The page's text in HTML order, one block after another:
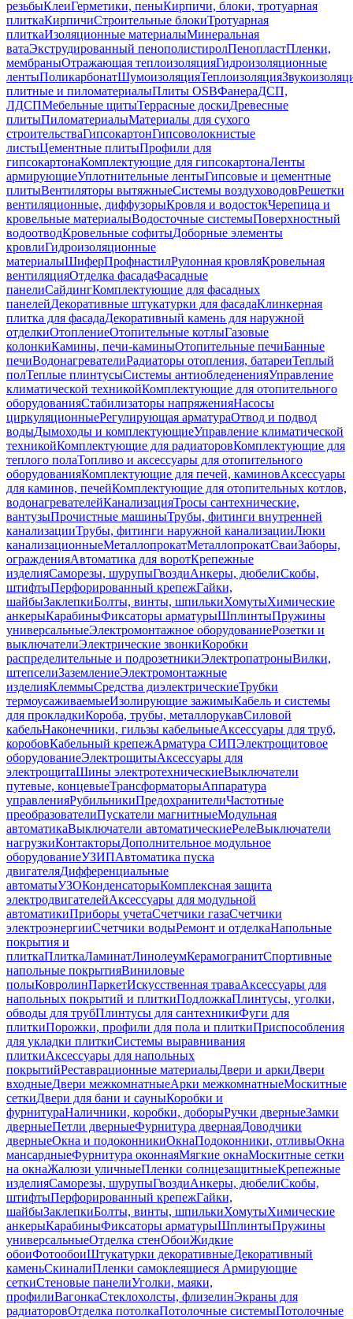
резьбыКлеиГерметики, пеныКирпичи, блоки, тротуарная
плиткаКирпичиСтроительные блокиТротуарная
плиткаИзоляционные материалыМинеральная
ватаЭкструдированный пенополистиролПенопластПленки,
мембраныОтражающая теплоизоляцияГидроизоляционные
лентыПоликарбонатШумоизоляцияТеплоизоляция
плитные и пиломатериалыПлиты OSBФанераДСП,
ЛДСПМебельные щитыТеррасные доскиДревесные
плитыПиломатериалыМатериалы для сухого
строительстваГипсокартонГипсоволокнистые
листыЦементные плитыПрофили для
гипсокартонаКомплектующие для гипсокартонаЛенты
армирующиеУплотнительные лентыГипсовые и цементные
плитыВентиляторы вытяжныеСистемы воздуховодовРешетки
вентиляционные, диффузорыКровля и водостокЧерепица и
кровельные материалыВодосточные системыПоверхностный
водоотводКровельные софитыДоборные элементы
кровлиГидроизоляционные
материалыШиферПрофнастилРулонная кровляКровельная
вентиляцияОтделка фасадаФасадные
панелиСайдингКомплектующие для фасадных
панелейДекоративные штукатурки для фасадаКлинкерная
плитка для фасадаДекоративный камень для наружной
отделкиОтоплениеОтопительные котлыГазовые
колонкиКамины, печи-каминыОтопительные печиБанные
печиВодонагревателиРадиаторы отопления, батареиТеплый
полТеплые плинтусыСистемы антиобледененияУправление
климатической техникойКомплектующие для отопительного
оборудованияСтабилизаторы напряженияНасосы
циркуляционныеРегулирующая арматураОтвод и подвод
водыДымоходы и комплектующиеУправление климатической
техникойКомплектующие для радиаторовКомплектующие для
теплого полаТопливо и аксессуары для отопительного
оборудованияКомплектующие для печей, каминовАксессуары
для каминов, печейКомплектующие для отопительных котлов,
водонагревателейКанализацияТросы сантехнические,
вантузыПрочистные машиныТрубы, фитинги внутренней
канализацииТрубы, фитинги наружной канализацииЛюки
канализационныеМеталлопрокатМеталлопрокатСваиЗаборы,
огражденияАвтоматика для воротКрепежные
изделияСаморезы, шурупыГвоздиАнкеры, дюбелиСкобы,
штифтыПерфорированный крепежГайки,
шайбыЗаклепкиБолты, винты, шпилькиХомутыХимические
анкерыКарабиныФиксаторы арматурыШплинтыПружины
универсальныеЭлектромонтажное оборудованиеРозетки и
выключателиЭлектрические звонкиКоробки
распределительные и подрозетникиЭлектропатроныВилки,
штепселиЗаземлениеЭлектромонтажные
изделияКлеммыСредства диэлектрическиеТрубки
термоусаживаемыеИзолирующие зажимыКабель и системы
для прокладкиКороба, трубы, металлорукавСиловой
кабельНаконечники, гильзы кабельныеАксессуары для труб,
коробовКабельный крепежАрматура СИПЭлектрощитовое
оборудованиеЭлектрощитыАксессуары для
электрощитаШины электротехническиеВыключатели
путевые, концевыеТрансформаторыАппаратура
управленияРубильникиПредохранителиЧастотные
преобразователиПускатели магнитныеМодульная
автоматикаВыключатели автоматическиеРелеВыключатели
нагрузкиКонтакторыДополнительное модульное
оборудованиеУЗИПАвтоматика пуска
двигателяДифференциальные
автоматыУЗОКонденсаторыКомплексная защита
электродвигателейАксессуары для модульной
автоматикиПриборы учетаСчетчики газаСчетчики
электроэнергииСчетчики водыРемонт и отделкаНапольные
покрытия и
плиткаПлиткаЛаминатЛинолеумКерамогранитСпортивные
напольные покрытияВиниловые
полыКовролинПаркетИскусственная траваАксессуары для
напольных покрытий и плиткиПодложкаПлинтусы, уголки,
обводы для трубПлинтусы для сантехникиФуги для
плиткиПорожки, профили для пола и плиткиПриспособления
для укладки плиткиСистемы выравнивания
плиткиАксессуары для напольных
покрытийРеставрационные материалыДвери и аркиДвери
входныеДвери межкомнатныеАрки межкомнатныеМоскитные
сеткиДвери для бани и сауныКоробки и
фурнитураНаличники, коробки, доборыРучки дверныеЗамки
дверныеПетли дверныеФурнитура двернаяДоводчики
дверныеОкна и подоконникиОкнаПодоконники, отливыОкна
мансардныеФурнитура оконнаяМягкие окнаМоскитные сетки
на окнаЖалюзи уличныеПленки солнцезащитныеКрепежные
изделияСаморезы, шурупыГвоздиАнкеры, дюбелиСкобы,
штифтыПерфорированный крепежГайки,
шайбыЗаклепкиБолты, винты, шпилькиХомутыХимические
анкерыКарабиныФиксаторы арматурыШплинтыПружины
универсальныеОтделка стенОбоиЖидкие
обоиФотообоиШтукатурки декоративныеДекоративный
каменьСкиналиПленки самоклеящиеся Армирующие
сеткиСтеновые панелиУголки, маяки,
профилиВагонкаСтеклохолсты, флизелинЭкраны для
радиаторовОтделка потолкаПотолочные системыПотолочные